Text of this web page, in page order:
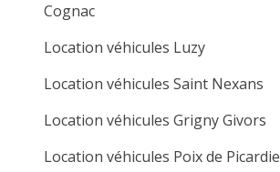
Cognac
Location véhicules Luzy
Location véhicules Saint Nexans
Location véhicules Grigny Givors
Location véhicules Poix de Picardie